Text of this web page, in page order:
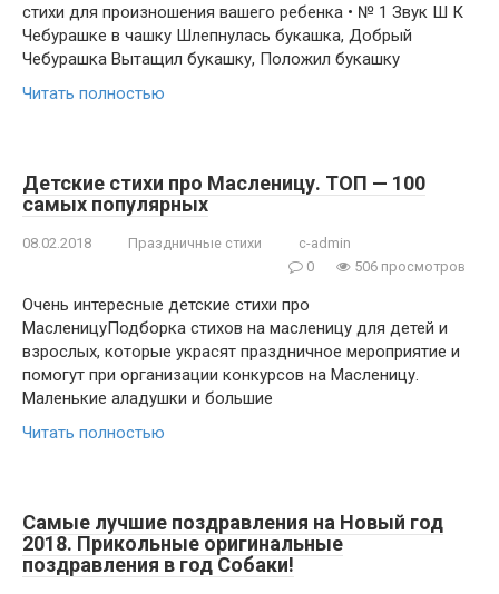
стихи для произношения вашего ребенка • № 1 Звук Ш К
Чебурашке в чашку Шлепнулась букашка, Добрый
Чебурашка Вытащил букашку, Положил букашку
Читать полностью
Детские стихи про Масленицу. ТОП — 100
самых популярных
08.02.2018 Праздничные стихи
c-admin
0
506 просмотров
Очень интересные детские стихи про
МасленицуПодборка стихов на масленицу для детей и
взрослых, которые украсят праздничное мероприятие и
помогут при организации конкурсов на Масленицу.
Маленькие аладушки и большие
Читать полностью
Самые лучшие поздравления на Новый год
2018. Прикольные оригинальные
поздравления в год Собаки!